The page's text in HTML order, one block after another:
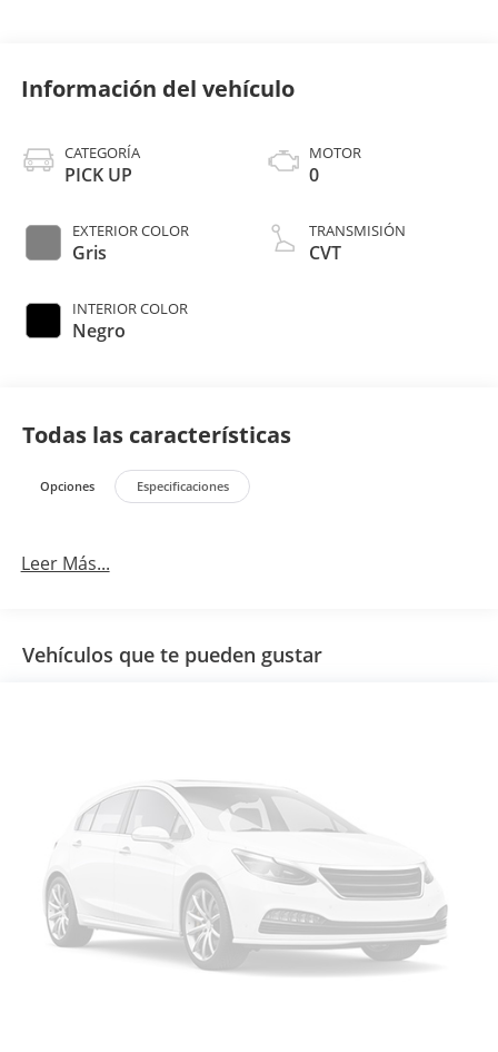
Información del vehículo
CATEGORÍA
PICK UP
EXTERIOR COLOR
Gris
INTERIOR COLOR
Negro
MOTOR
0
TRANSMISIÓN
CVT
Todas las características
Opciones Especificaciones
Leer Más...
Vehículos que te pueden gustar